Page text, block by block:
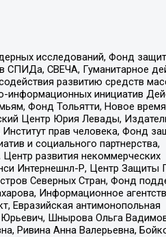
исследований, Фонд
СПИДа, СВЕЧА, Гуманитарное
развитию средств
информационных инициатив
Фонд Тольятти, Новое
Центр Юрия Левады,
прав человека, Фонд
и социального партнерства,
развития некоммерческих
Интернешнл-Р, Центр Защиты
Северных Стран, Фонд
Информационное
Евразийская антимонопольная
Юрьевич, Шнырова Ольга
Ривина Анна Валерьевна,